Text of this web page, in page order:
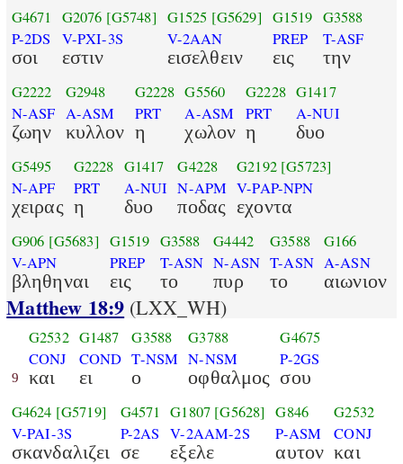
G4671
P-2DS
σοι
G2076 [G5748]
V-PXI-3S
εστιν
G1525 [G5629]
V-2AAN
εισελθειν
G1519
PREP
εις
G3588
T-ASF
την
G2222
N-ASF
ζωην
G2948
A-ASM
κυλλον
G2228
PRT
η
G5560
A-ASM
χωλον
G2228
PRT
η
G1417
A-NUI
δυο
G5495
N-APF
χειρας
G2228
PRT
η
G1417
A-NUI
δυο
G4228
N-APM
ποδας
G2192 [G5723]
V-PAP-NPN
εχοντα
G906 [G5683]
V-APN
βληθηναι
G1519
PREP
εις
G3588
T-ASN
το
G4442
N-ASN
πυρ
G3588
T-ASN
το
G166
A-ASN
αιωνιον
Matthew 18:9 (LXX_WH)
9
G2532
CONJ
και
G1487
COND
ει
G3588
T-NSM
ο
G3788
N-NSM
οφθαλμος
G4675
P-2GS
σου
G4624 [G5719]
V-PAI-3S
σκανδαλιζει
G4571
P-2AS
σε
G1807 [G5628]
V-2AAM-2S
εξελε
G846
P-ASM
αυτον
G2532
CONJ
και